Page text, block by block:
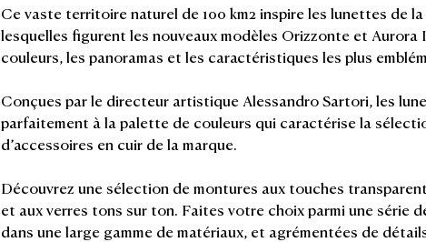
Ce vaste territoire naturel de 100 km2 inspire les lunettes de
lesquelles figurent les nouveaux modèles Orizzonte et Aurora
couleurs, les panoramas et les caractéristiques les plus
Conçues par le directeur artistique Alessandro Sartori, les
parfaitement à la palette de couleurs qui caractérise la
d’accessoires en cuir de la marque.
Découvrez une sélection de montures aux touches
et aux verres tons sur ton. Faites votre choix parmi une série
dans une large gamme de matériaux, et agrémentées de